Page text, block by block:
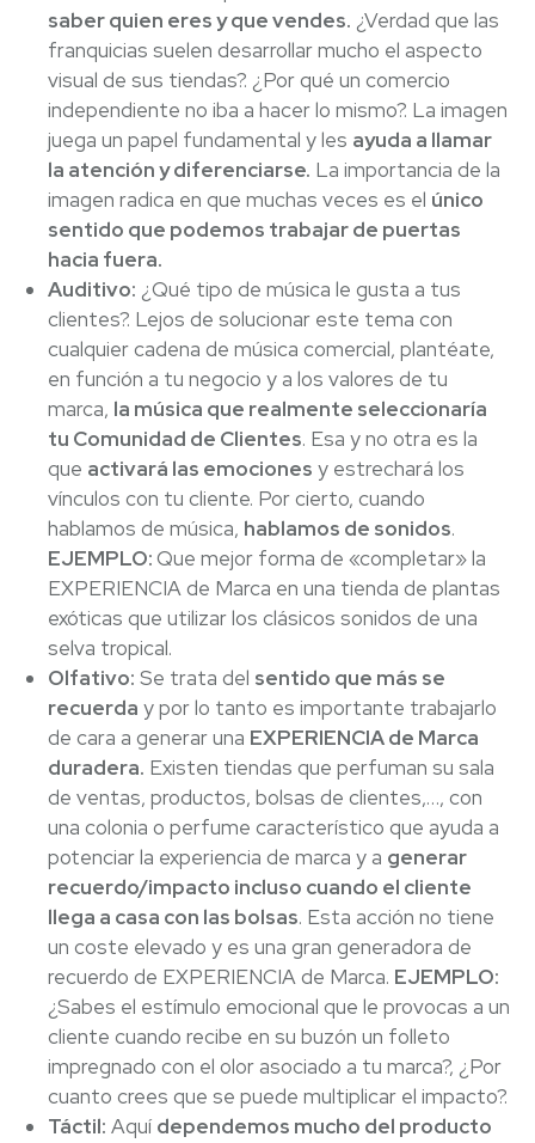
saber quien eres y que vendes. ¿Verdad que las
franquicias suelen desarrollar mucho el aspecto
visual de sus tiendas?. ¿Por qué un comercio
independiente no iba a hacer lo mismo?. La imagen
juega un papel fundamental y les ayuda a llamar
la atención y diferenciarse. La importancia de la
imagen radica en que muchas veces es el único
sentido que podemos trabajar de puertas
hacia fuera.
Auditivo: ¿Qué tipo de música le gusta a tus
clientes?. Lejos de solucionar este tema con
cualquier cadena de música comercial, plantéate,
en función a tu negocio y a los valores de tu
marca, la música que realmente seleccionaría
tu Comunidad de Clientes. Esa y no otra es la
que activará las emociones y estrechará los
vínculos con tu cliente. Por cierto, cuando
hablamos de música, hablamos de sonidos.
EJEMPLO:Que mejor forma de «completar» la
EXPERIENCIA de Marca en una tienda de plantas
exóticas que utilizar los clásicos sonidos de una
selva tropical.
Olfativo: Se trata del sentido que más se
recuerda y por lo tanto es importante trabajarlo
de cara a generar una EXPERIENCIA de Marca
duradera. Existen tiendas que perfuman su sala
de ventas, productos, bolsas de clientes,…, con
una colonia o perfume característico que ayuda a
potenciar la experiencia de marca y a generar
recuerdo/impacto incluso cuando el cliente
llega a casa con las bolsas. Esta acción no tiene
un coste elevado y es una gran generadora de
recuerdo de EXPERIENCIA de Marca. EJEMPLO:
¿Sabes el estímulo emocional que le provocas a un
cliente cuando recibe en su buzón un folleto
impregnado con el olor asociado a tu marca?, ¿Por
cuanto crees que se puede multiplicar el impacto?.
Táctil: Aquí dependemos mucho del producto